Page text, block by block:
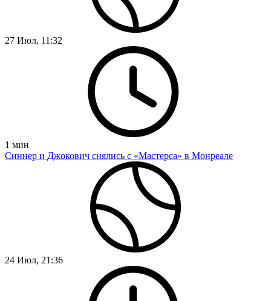
27 Июл, 11:32
1 мин
Синнер и Джокович снялись с «Мастерса» в Монреале
24 Июл, 21:36